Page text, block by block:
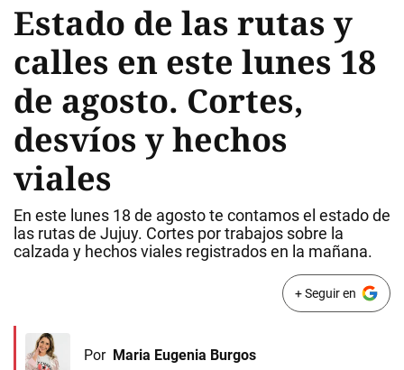
Estado de las rutas y
calles en este lunes 18
de agosto. Cortes,
desvíos y hechos
viales
En este lunes 18 de agosto te contamos el estado de
las rutas de Jujuy. Cortes por trabajos sobre la
calzada y hechos viales registrados en la mañana.
+ Seguir en
Por Maria Eugenia Burgos